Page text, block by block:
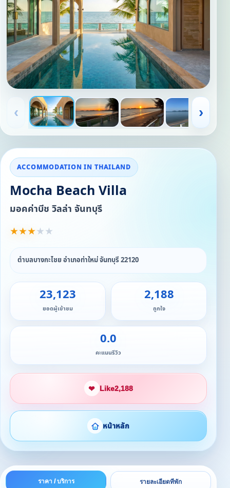
‹ ›
ACCOMMODATION IN THAILAND
Mocha Beach Villa
มอคค่าบีช วิลล่า จันทบุรี
★★★★ ★
ตำบลบางกะไชย อำเภอท่าใหม่ จันทบุรี 22120
23,123
ยอดผู้เข้าชม
2,188
ถูกใจ
0.0
คะแนนรีวิว
❤ Like2,188
หน้าหลัก
ราคา / บริการ รายละเอียดที่พัก